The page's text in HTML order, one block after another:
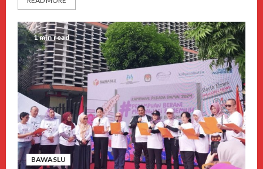
1 min read
BAWASLU